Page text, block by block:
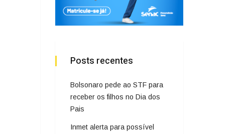
Posts recentes
Bolsonaro pede ao STF para
receber os filhos no Dia dos
Pais
Inmet alerta para possível